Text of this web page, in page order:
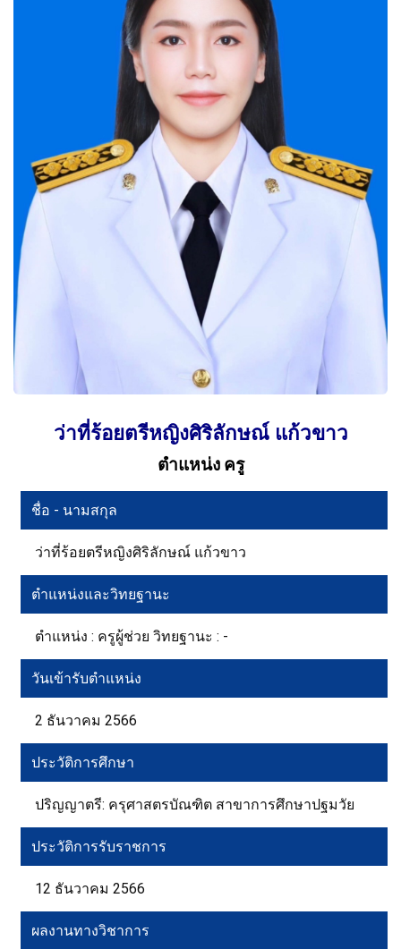
ว่าที่ร้อยตรีหญิงศิริลักษณ์ แก้วขาว
ตำแหน่ง ครู
ชื่อ - นามสกุล
ว่าที่ร้อยตรีหญิงศิริลักษณ์ แก้วขาว
ตำแหน่งและวิทยฐานะ
ตำแหน่ง : ครูผู้ช่วย วิทยฐานะ : -
วันเข้ารับตำแหน่ง
2 ธันวาคม 2566
ประวัติการศึกษา
ปริญญาตรี: ครุศาสตรบัณฑิต สาขาการศึกษาปฐมวัย
ประวัติการรับราชการ
12 ธันวาคม 2566
ผลงานทางวิชาการ